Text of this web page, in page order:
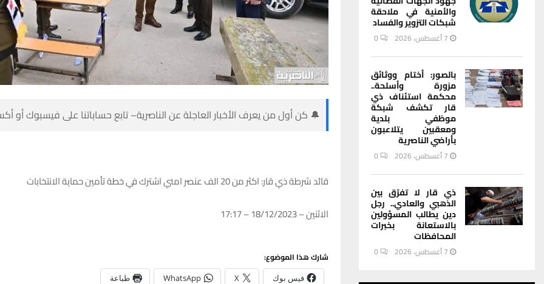
🔔 كن أول من يعرف الأخبار العاجلة عن الناصرية– تابع حساباتنا على فيسبوك أو
قائد شرطة ذي قار: اكثر من 20 الف عنصر امني اشترك في خطة تأمين حماية الانتخابات
الاثنين – 18/12/2023 – 17:17
شارك هذا الموضوع:
فيس بوك X
WhatsApp طباعة
والأمنية في ملاحقة
شبكات التزوير والفساد
7 أغسطس، 2026 0
بالصور: أختام ووثائق
مزورة وأسلحة..
محكمة استئناف ذي
قار تكشف شبكة
موظفي بلدية
ومعقبين يتلاعبون
بأراضي الناصرية
7 أغسطس، 2026 0
ذي قار لا تفرّق بين
الذهبي والعادي.. رجل
دين يطالب المسؤولين
بالاستعانة بخبرات
المحافظات
7 أغسطس، 2026 0